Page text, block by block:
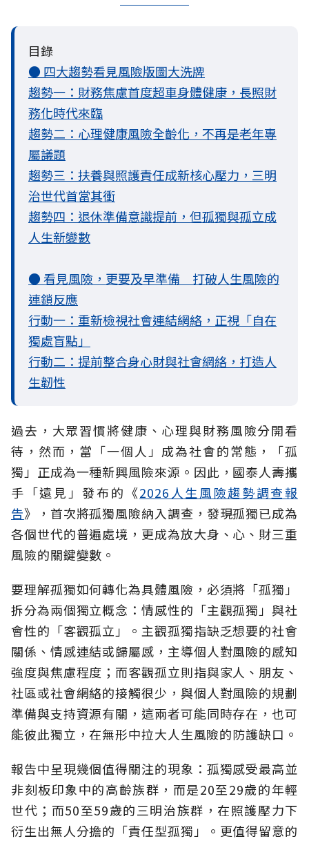
目錄
● 四大趨勢看見風險版圖大洗牌
趨勢一：財務焦慮首度超車身體健康，長照財
務化時代來臨
趨勢二：心理健康風險全齡化，不再是老年專
屬議題
趨勢三：扶養與照護責任成新核心壓力，三明
治世代首當其衝
趨勢四：退休準備意識提前，但孤獨與孤立成
人生新變數
● 看見風險，更要及早準備 打破人生風險的
連鎖反應
行動一：重新檢視社會連結網絡，正視「自在
獨處盲點」
行動二：提前整合身心財與社會網絡，打造人
生韌性
過去，大眾習慣將健康、心理與財務風險分開看
待，然而，當「一個人」成為社會的常態，「孤
獨」正成為一種新興風險來源。因此，國泰人壽攜
手「遠見」發布的《2026人生風險趨勢調查報
告》，首次將孤獨風險納入調查，發現孤獨已成為
各個世代的普遍處境，更成為放大身、心、財三重
風險的關鍵變數。
要理解孤獨如何轉化為具體風險，必須將「孤獨」
拆分為兩個獨立概念：情感性的「主觀孤獨」與社
會性的「客觀孤立」。主觀孤獨指缺乏想要的社會
關係、情感連結或歸屬感，主導個人對風險的感知
強度與焦慮程度；而客觀孤立則指與家人、朋友、
社區或社會網絡的接觸很少，與個人對風險的規劃
準備與支持資源有關，這兩者可能同時存在，也可
能彼此獨立，在無形中拉大人生風險的防護缺口。
報告中呈現幾個值得關注的現象：孤獨感受最高並
非刻板印象中的高齡族群，而是20至29歲的年輕
世代；而50至59歲的三明治族群，在照護壓力下
衍生出無人分擔的「責任型孤獨」。更值得留意的